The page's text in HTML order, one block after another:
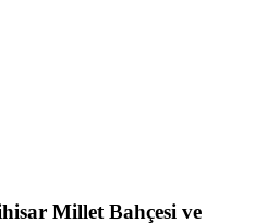
Millet Bahçesi ve